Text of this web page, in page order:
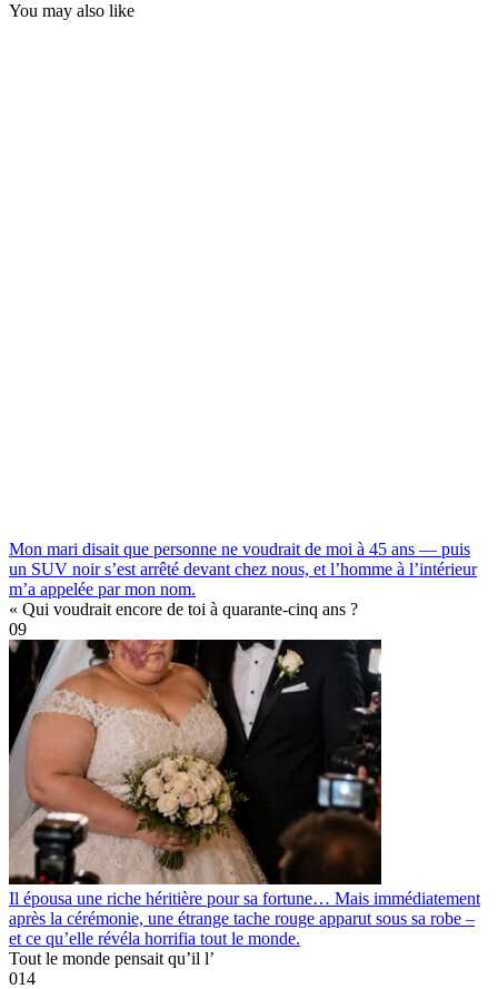
You may also like
Mon mari disait que personne ne voudrait de moi à 45 ans — puis
un SUV noir s’est arrêté devant chez nous, et l’homme à l’intérieur
m’a appelée par mon nom.
« Qui voudrait encore de toi à quarante-cinq ans ?
09
Il épousa une riche héritière pour sa fortune… Mais immédiatement
après la cérémonie, une étrange tache rouge apparut sous sa robe –
et ce qu’elle révéla horrifia tout le monde.
Tout le monde pensait qu’il l’
014